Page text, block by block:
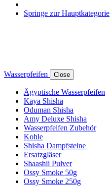
Springe zur Hauptkategorie
Wasserpfeifen Close
Ägyptische Wasserpfeifen
Kaya Shisha
Oduman Shisha
Amy Deluxe Shisha
Wasserpfeifen Zubehör
Kohle
Shisha Dampfsteine
Ersatzgläser
Shaashii Pulver
Ossy Smoke 50g
Ossy Smoke 250g